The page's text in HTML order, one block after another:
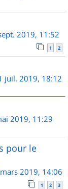
2019, 11:52
1 2
juil. 2019, 18:12
2019, 11:29
pour le
2019, 14:06
1 2 3